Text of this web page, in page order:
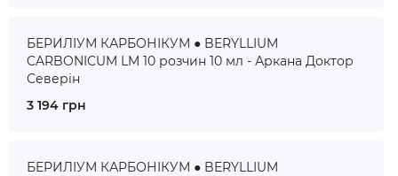
БЕРИЛІУМ КАРБОНІКУМ ● BERYLLIUM
CARBONICUM LM 10 розчин 10 мл - Аркана Доктор
Северін
3 194 грн
БЕРИЛІУМ КАРБОНІКУМ ● BERYLLIUM